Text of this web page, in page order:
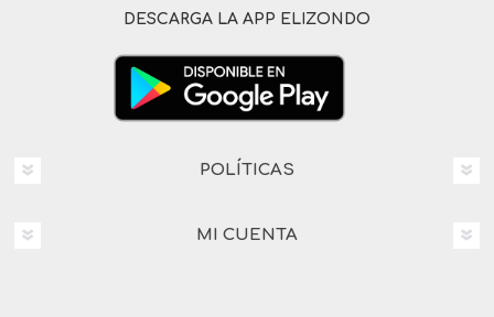
DESCARGA LA APP ELIZONDO
POLÍTICAS
MI CUENTA